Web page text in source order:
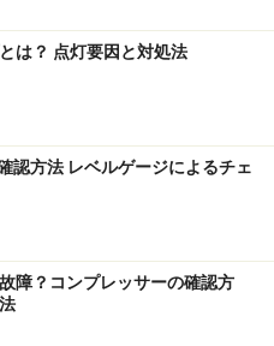
たところ。確かにホイール
側のセンターホールとハ
とで、確かにホイールはハ
ります。ただし、ハブリン
られているわけではあり
ても若干の隙間がありま
ブリングだけではホイー
は？ 点灯要因と対処法
認方法 レベルゲージによるチェ
障？コンプレッサーの確認方